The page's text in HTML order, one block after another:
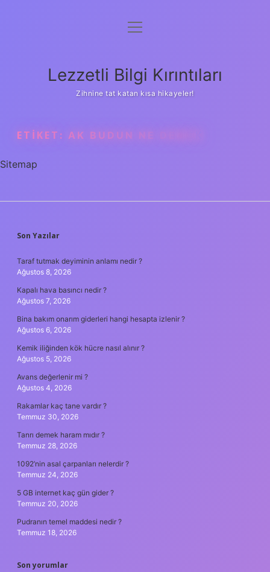
Anasayfa
Yasal Uyarı
menüyü
Lezzetli Bilgi Kırıntıları
Zihnine tat katan kısa hikayeler!
ETIKET: AK BUDUN NE DEMEK
Sitemap
SIDEBAR
Son Yazılar
Taraf tutmak deyiminin anlamı nedir ?
Ağustos 8, 2026
Kapalı hava basıncı nedir ?
Ağustos 7, 2026
Bina bakım onarım giderleri hangi hesapta izlenir ?
Ağustos 6, 2026
Kemik iliğinden kök hücre nasıl alınır ?
Ağustos 5, 2026
Avans değerlenir mi ?
Ağustos 4, 2026
Rakamlar kaç tane vardır ?
Temmuz 30, 2026
Tanrı demek haram mıdır ?
Temmuz 28, 2026
1092’nin asal çarpanları nelerdir ?
Temmuz 24, 2026
5 GB internet kaç gün gider ?
Temmuz 20, 2026
Pudranın temel maddesi nedir ?
Temmuz 18, 2026
Son yorumlar